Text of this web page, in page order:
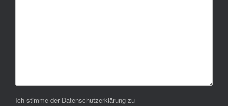
Ich stimme der Datenschutzerklärung zu